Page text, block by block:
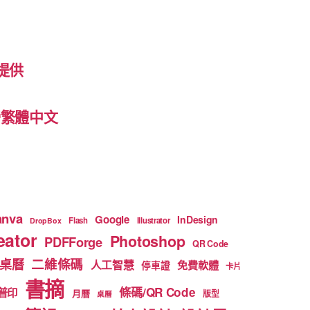
供
體中文
DropBox Flash Google Illustrator InDesign
PDFForge Photoshop QR Code
曆 二維條碼 人工智慧 停車證 免費軟體 卡片
印 書摘 月曆 桌曆 條碼/QR Code 版型